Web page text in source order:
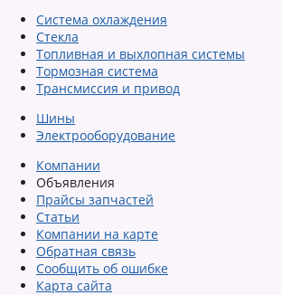
Система охлаждения
Стекла
Топливная и выхлопная системы
Тормозная система
Трансмиссия и привод
Шины
Электрооборудование
Компании
Объявления
Прайсы запчастей
Статьи
Компании на карте
Обратная связь
Сообщить об ошибке
Карта сайта